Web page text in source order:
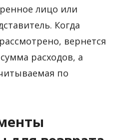
лицо или
Когда
вернется
расходов, а
по